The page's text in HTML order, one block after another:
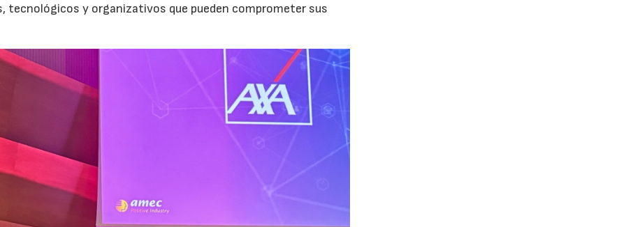
tecnológicos y organizativos que pueden comprometer sus